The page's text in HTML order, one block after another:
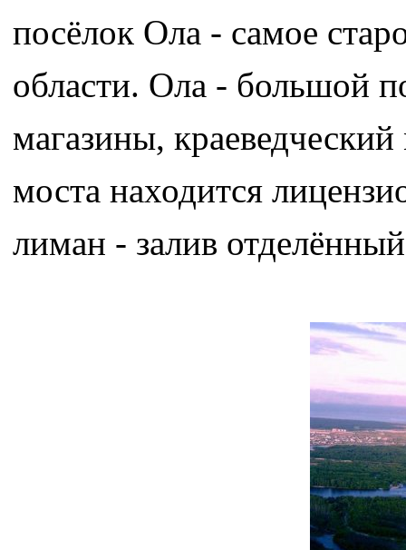
посёлок Ола - самое
области. Ола - большой
магазины,
моста находится
лиман - залив